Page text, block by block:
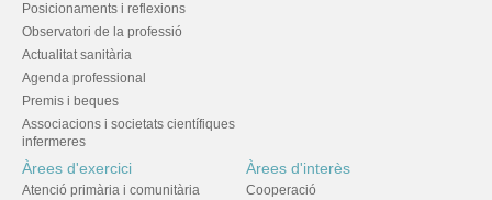
Posicionaments i reflexions
Observatori de la professió
Actualitat sanitària
Agenda professional
Premis i beques
Associacions i societats científiques
infermeres
Àrees d'exercici
Atenció primària i comunitària
Àrees d'interès
Cooperació